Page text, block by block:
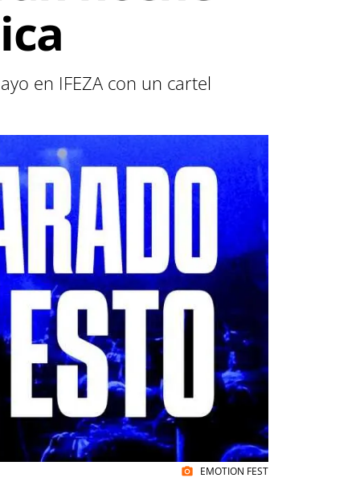
en IFEZA con un cartel
photo_camera EMOTION FEST